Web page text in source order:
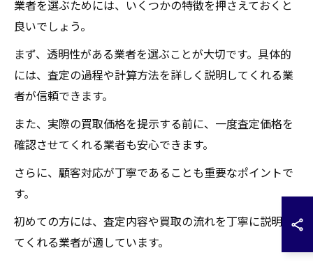
業者を選ぶためには、いくつかの特徴を押さえておくと
良いでしょう。
まず、透明性がある業者を選ぶことが大切です。具体的
には、査定の過程や計算方法を詳しく説明してくれる業
者が信頼できます。
また、実際の買取価格を提示する前に、一度査定価格を
確認させてくれる業者も安心できます。
さらに、顧客対応が丁寧であることも重要なポイントで
す。
初めての方には、査定内容や買取の流れを丁寧に説明し
てくれる業者が適しています。